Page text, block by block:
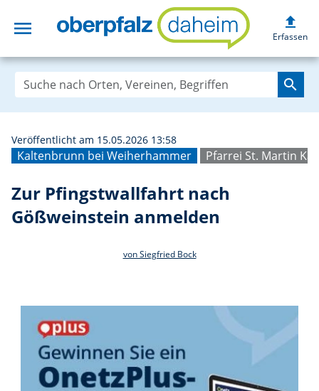
menu Zur
upload
Erfassen
search
Kaltenbrunn bei Weiherhammer Pfarrei St. Martin
Veröffentlicht am 15.05.2026 13:58
Zur Pfingstwallfahrt nach
Gößweinstein anmelden
von Siegfried Bock